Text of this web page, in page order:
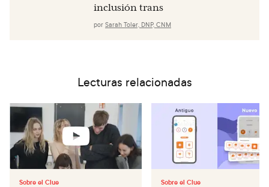
inclusión trans
por Sarah Toler, DNP, CNM
Lecturas relacionadas
Sobre el Clue Sobre el Clue